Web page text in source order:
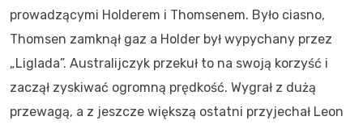
prowadzącymi Holderem i Thomsenem. Było ciasno,
Thomsen zamknął gaz a Holder był wypychany przez
„Liglada”. Australijczyk przekuł to na swoją korzyść i
zaczął zyskiwać ogromną prędkość. Wygrał z dużą
przewagą, a z jeszcze większą ostatni przyjechał Leon